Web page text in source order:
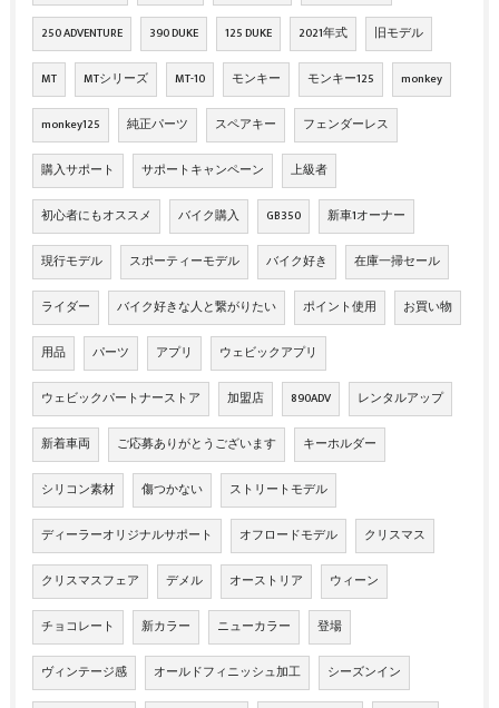
250 ADVENTURE 390 DUKE 125 DUKE 2021年式 旧モデル
MT MTシリーズ MT-10 モンキー モンキー125 monkey
monkey125 純正パーツ スペアキー フェンダーレス
購入サポート サポートキャンペーン 上級者
初心者にもオススメ バイク購入 GB350 新車1オーナー
現行モデル スポーティーモデル バイク好き 在庫一掃セール
ライダー バイク好きな人と繋がりたい ポイント使用 お買い物
用品 パーツ アプリ ウェビックアプリ
ウェビックパートナーストア 加盟店 890ADV レンタルアップ
新着車両 ご応募ありがとうございます キーホルダー
シリコン素材 傷つかない ストリートモデル
ディーラーオリジナルサポート オフロードモデル クリスマス
クリスマスフェア デメル オーストリア ウィーン
チョコレート 新カラー ニューカラー 登場
ヴィンテージ感 オールドフィニッシュ加工 シーズンイン